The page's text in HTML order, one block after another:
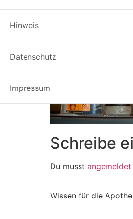
Hinweis
Datenschutz
Impressum
Schreibe
Du musst angemeldet
Wissen für die